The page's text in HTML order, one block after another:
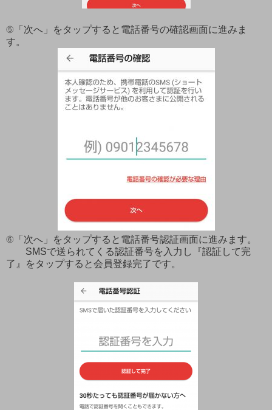
⑤「次へ」をタップすると電話番号の確認画面に進みま
す。
⑥「次へ」をタップすると電話番号認証画面に進みます。
SMSで送られてくる認証番号を入力し『認証して完
了』をタップすると会員登録完了です。